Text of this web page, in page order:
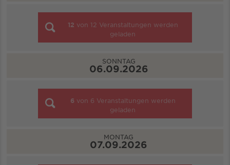
12 von 12 Veranstaltungen werden
geladen
SONNTAG
06.09.2026
6 von 6 Veranstaltungen werden
geladen
MONTAG
07.09.2026